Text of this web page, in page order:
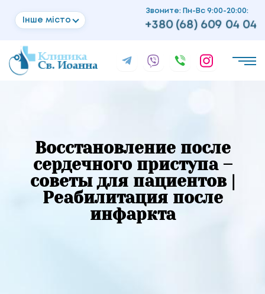
Інше місто
Звоните: Пн-Вс 9:00-20:00:
+380 (68) 609 04 04
Восстановление после
сердечного приступа –
советы для пациентов |
Реабилитация после
инфаркта